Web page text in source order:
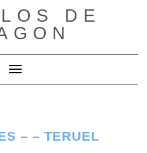
DE
Cambiar modo de navegación
– – TERUEL